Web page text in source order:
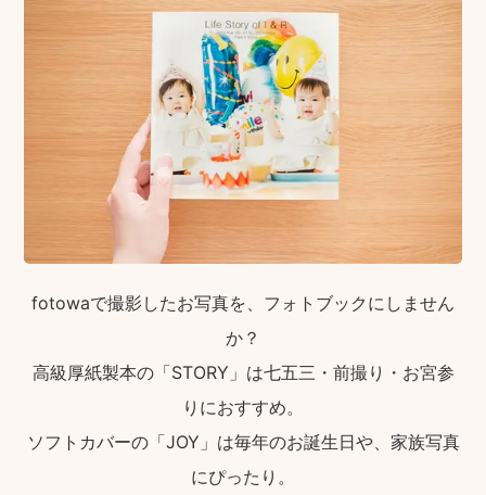
fotowaで撮影したお写真を、フォトブックにしません
か？
高級厚紙製本の「STORY」は七五三・前撮り・お宮参
りにおすすめ。
ソフトカバーの「JOY」は毎年のお誕生日や、家族写真
にぴったり。